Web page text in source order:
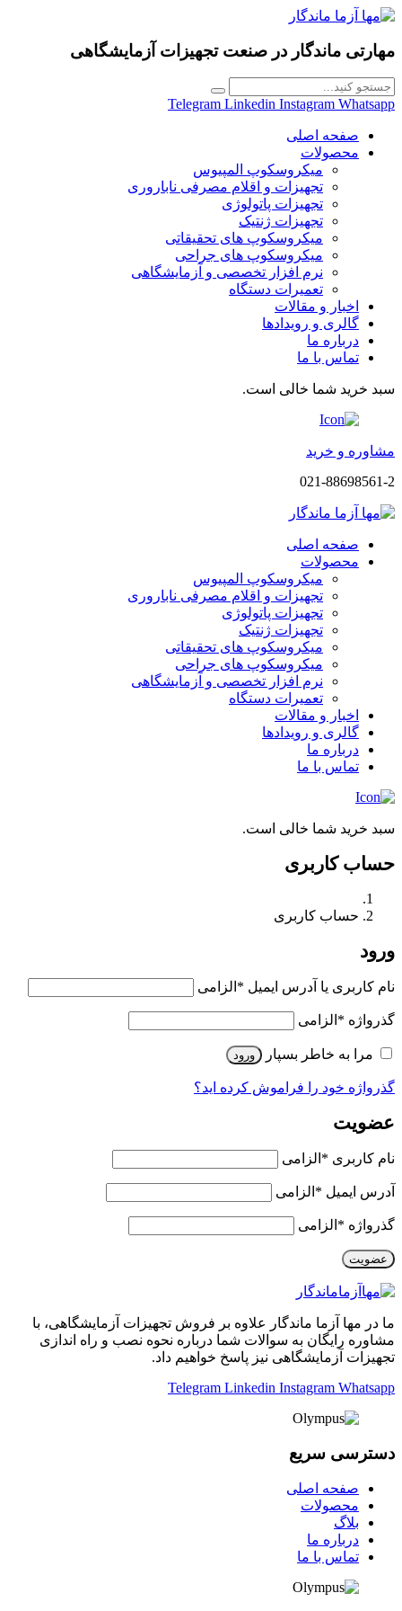
مهارتی ماندگار در صنعت تجهیزات آزمایشگاهی
Telegram Linkedin Instagram Whatsapp
صفحه اصلی
محصولات
میکروسکوپ المپیوس
تجهیزات و اقلام مصرفی ناباروری
تجهیزات پاتولوژی
تجهیزات ژنتیک
میکروسکوپ های تحقیقاتی
میکروسکوپ های جراحی
نرم افزار تخصصی و آزمایشگاهی
تعمیرات دستگاه
اخبار و مقالات
گالری و رویدادها
درباره ما
تماس با ما
سبد خرید شما خالی است.
مشاوره و خرید
021-88698561-2
صفحه اصلی
محصولات
میکروسکوپ المپیوس
تجهیزات و اقلام مصرفی ناباروری
تجهیزات پاتولوژی
تجهیزات ژنتیک
میکروسکوپ های تحقیقاتی
میکروسکوپ های جراحی
نرم افزار تخصصی و آزمایشگاهی
تعمیرات دستگاه
اخبار و مقالات
گالری و رویدادها
درباره ما
تماس با ما
سبد خرید شما خالی است.
حساب کاربری
حساب کاربری
ورود
نام کاربری یا آدرس ایمیل * الزامی
گذرواژه * الزامی
مرا به خاطر بسپار ورود
گذرواژه خود را فراموش کرده اید؟
عضویت
نام کاربری * الزامی
آدرس ایمیل * الزامی
گذرواژه * الزامی
عضویت
ما در مها آزما ماندگار علاوه بر فروش تجهیزات آزمایشگاهی، با
مشاوره رایگان به سوالات شما درباره نحوه نصب و راه اندازی
تجهیزات آزمایشگاهی نیز پاسخ خواهیم داد.
Telegram Linkedin Instagram Whatsapp
دسترسی سریع
صفحه اصلی
محصولات
بلاگ
درباره ما
تماس با ما